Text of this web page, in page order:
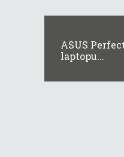
ASUS
laptopu...